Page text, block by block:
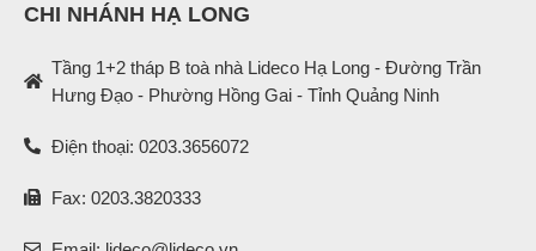
CHI NHÁNH HẠ LONG
Tầng 1+2 tháp B toà nhà Lideco Hạ Long - Đường Trần
Hưng Đạo - Phường Hồng Gai - Tỉnh Quảng Ninh
Điện thoại: 0203.3656072
Fax: 0203.3820333